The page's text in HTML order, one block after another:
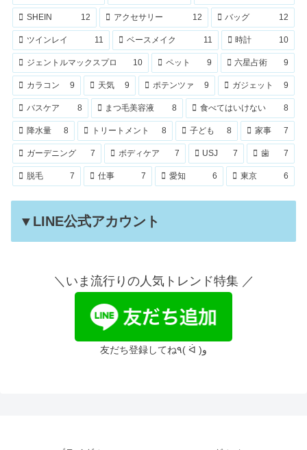
SHEIN 12 アクセサリー 12 バッグ 12
ツインレイ 11 ベースメイク 11 時計 10
ジェントルマックスプロ 10 ペット 9 六星占術 9
カラコン 9 天気 9 ポテンツァ 9 ガジェット 9
バスケア 8 まつ毛美容液 8 食べてはいけない 8
降水量 8 トリートメント 8 子ども 8 家事 7
ガーデニング 7 ボディケア 7 USJ 7 歯 7
脱毛 7 仕事 7 愛知 6 東京 6
▼LINE公式アカウント
＼いま流行りの人気トレンド特集 ／
友だち登録してね٩( ᐛ )و